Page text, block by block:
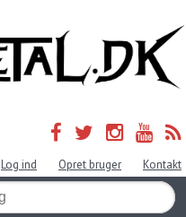
Log ind Opret bruger Kontakt